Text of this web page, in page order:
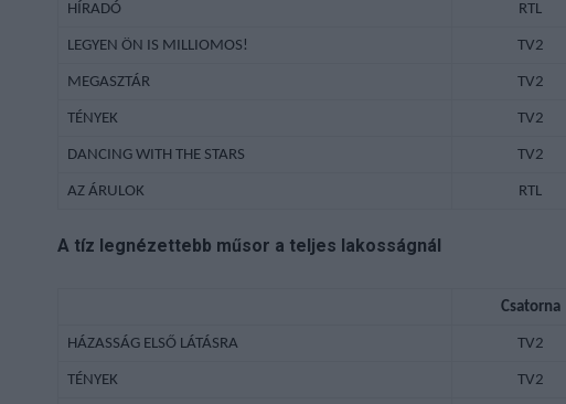
HÍRADÓ RTL
LEGYEN ÖN IS MILLIOMOS! TV2
MEGASZTÁR TV2
TÉNYEK TV2
DANCING WITH THE STARS TV2
AZ ÁRULOK RTL
A tíz legnézettebb műsor a teljes lakosságnál
Csatorna
HÁZASSÁG ELSŐ LÁTÁSRA TV2
TÉNYEK TV2